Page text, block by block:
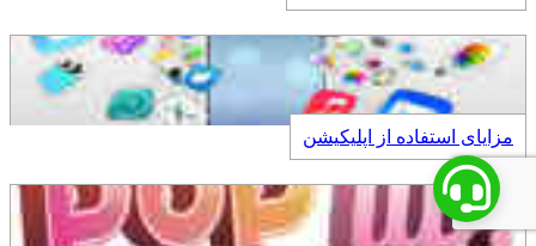
مزایای استفاده از اپلیکیشن